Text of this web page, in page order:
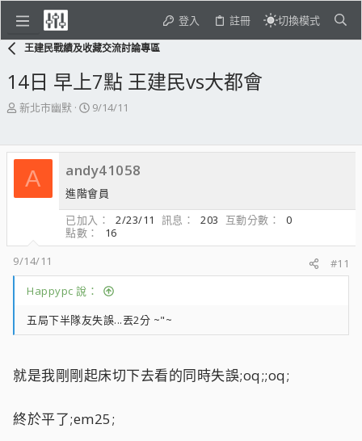
登入 註冊 切換模式
王建民戰績及收藏交流討論專區
14日 早上7點 王建民vs大都會
主
起
新北市幽默
開
期
9/14/11
A andy41058
進階會員
已加入
2/23/11 訊息 203 互動分數
0
點數
16
9/14/11
#11
Happypc 說：
五局下半隊友失誤...丟2分 ~"~
就是我剛剛起床切下去看的同時失誤;oq;;oq;
終於平了;em25;